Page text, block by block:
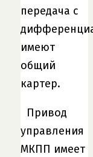
передача с
имеют
общий
картер.
Привод
управления
МКПП имеет